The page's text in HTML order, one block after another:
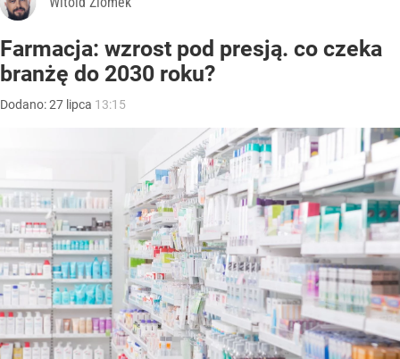
Farmacja: wzrost pod presją. co czeka
branżę do 2030 roku?
Dodano:27 lipca 13:15